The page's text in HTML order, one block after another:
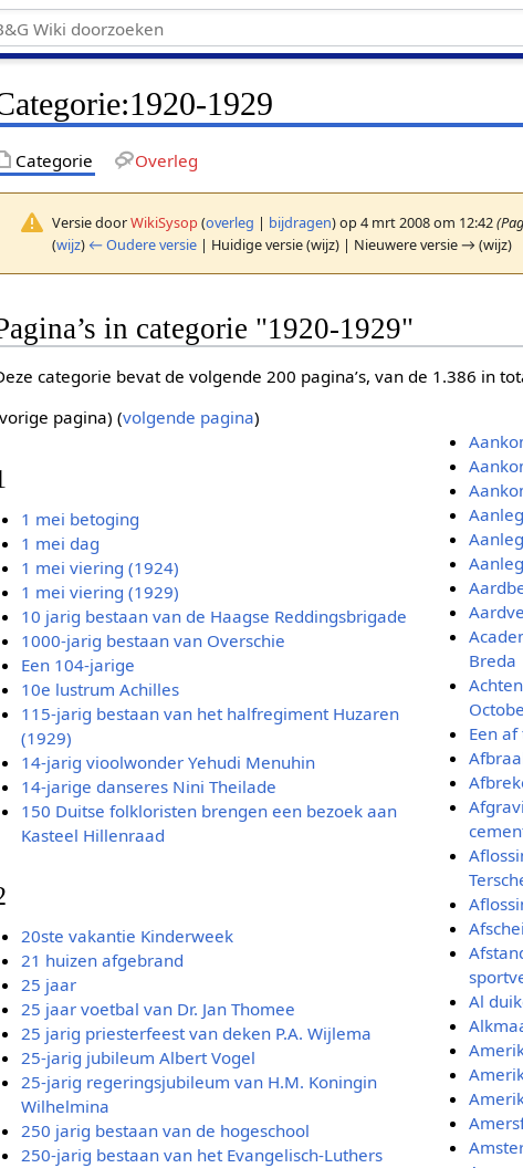
:1920-1929
Categorie Overleg
Versie doorWikiSysop (overleg | bijdragen)op 4 mrt 2008 om 12:42
(wijz) ← Oudere versie | Huidige versie (wijz) | Nieuwere versie → (wijz)
in categorie "1920-1929"
categorie bevat de volgende 200 pagina’s, van de 1.386 in
pagina) (volgende pagina)
1 mei betoging
1 mei dag
1 mei viering (1924)
1 mei viering (1929)
10 jarig bestaan van de Haagse Reddingsbrigade
1000-jarig bestaan van Overschie
Een 104-jarige
10e lustrum Achilles
115-jarig bestaan van het halfregiment Huzaren
(1929)
14-jarig vioolwonder Yehudi Menuhin
14-jarige danseres Nini Theilade
150 Duitse folkloristen brengen een bezoek aan
Kasteel Hillenraad
20ste vakantie Kinderweek
21 huizen afgebrand
25 jaar
25 jaar voetbal van Dr. Jan Thomee
25 jarig priesterfeest van deken P.A. Wijlema
25-jarig jubileum Albert Vogel
25-jarig regeringsjubileum van H.M. Koningin
Wilhelmina
250 jarig bestaan van de hogeschool
250-jarig bestaan van het Evangelisch-Luthers
Breda
Een
Al